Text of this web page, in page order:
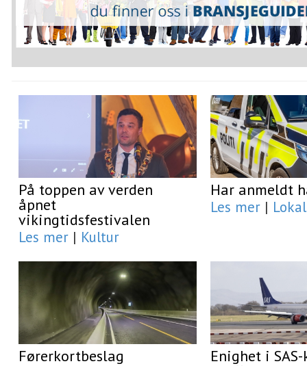
På toppen av verden
åpnet
vikingtidsfestivalen
Les mer | Kultur
Har anmeldt
Les mer | Lokal
Førerkortbeslag Enighet i